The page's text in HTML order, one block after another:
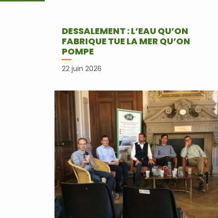
DESSALEMENT : L’EAU QU’ON
FABRIQUE TUE LA MER QU’ON
POMPE
22 juin 2026